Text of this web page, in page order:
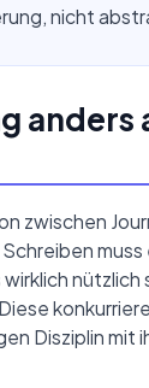
nicht
anders
zwischen
nützlich
Disziplin mit